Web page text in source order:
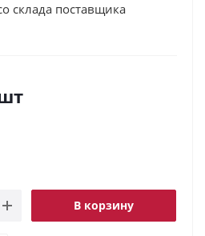
склада поставщика
В корзину